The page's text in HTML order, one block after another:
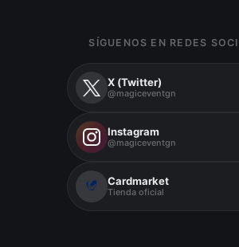
SÍGUENOS EN REDES
X (Twitter)
@magiceventgn
Instagram
@magiceventgn
Cardmarket
Tienda oficial